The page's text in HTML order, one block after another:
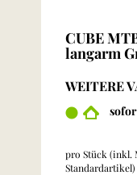
CUBE
langarm
WEITERE
pro Stück (inkl.
Standardartikel)